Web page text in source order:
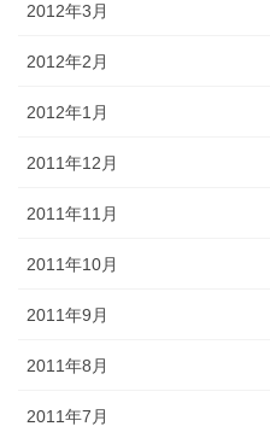
2012年3月
2012年2月
2012年1月
2011年12月
2011年11月
2011年10月
2011年9月
2011年8月
2011年7月